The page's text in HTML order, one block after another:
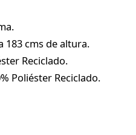
183 cms de altura.
Reciclado.
Poliéster Reciclado.